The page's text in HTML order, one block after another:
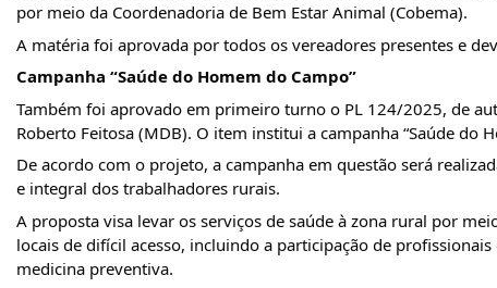
por meio da Coordenadoria de Bem Estar Animal (Cobema).
A matéria foi aprovada por todos os vereadores presentes e
Campanha “Saúde do Homem do Campo”
Também foi aprovado em primeiro turno o PL 124/2025, de
Roberto Feitosa (MDB). O item institui a campanha “Saúde do
De acordo com o projeto, a campanha em questão será
e integral dos trabalhadores rurais.
A proposta visa levar os serviços de saúde à zona rural por
locais de difícil acesso, incluindo a participação de
medicina preventiva.